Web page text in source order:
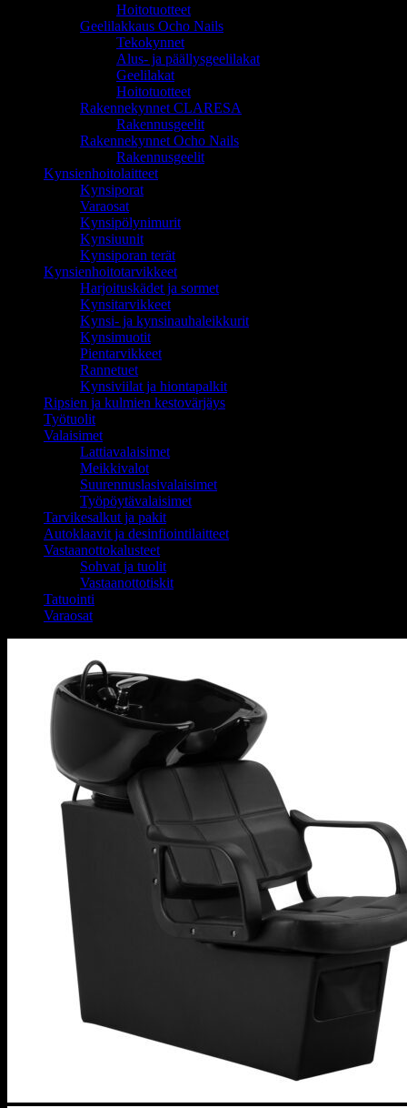
Hoitotuotteet
Geelilakkaus Ocho Nails
Tekokynnet
Alus- ja päällysgeelilakat
Geelilakat
Hoitotuotteet
Rakennekynnet CLARESA
Rakennusgeelit
Rakennekynnet Ocho Nails
Rakennusgeelit
Kynsienhoitolaitteet
Kynsiporat
Varaosat
Kynsipölynimurit
Kynsiuunit
Kynsiporan terät
Kynsienhoitotarvikkeet
Harjoituskädet ja sormet
Kynsitarvikkeet
Kynsi- ja kynsinauhaleikkurit
Kynsimuotit
Pientarvikkeet
Rannetuet
Kynsiviilat ja hiontapalkit
Ripsien ja kulmien kestovärjäys
Työtuolit
Valaisimet
Lattiavalaisimet
Meikkivalot
Suurennuslasivalaisimet
Työpöytävalaisimet
Tarvikesalkut ja pakit
Autoklaavit ja desinfiointilaitteet
Vastaanottokalusteet
Sohvat ja tuolit
Vastaanottotiskit
Tatuointi
Varaosat